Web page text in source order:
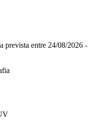
prevista entre 24/08/2026 -